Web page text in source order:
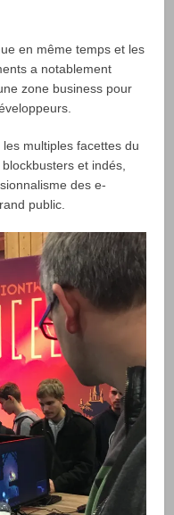
en même temps et les
a notablement
zone business pour
les multiples facettes du
et indés,
des e-
public.